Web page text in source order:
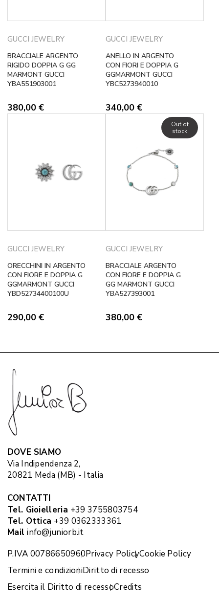
GUCCI JEWELRY
BRACCIALE ARGENTO
RIGIDO DOPPIA G GG
MARMONT GUCCI
YBA551903001
380,00 €
GUCCI JEWELRY
ANELLO IN ARGENTO
CON FIORI E DOPPIA G
GGMARMONT GUCCI
YBC5273940010
340,00 €
GUCCI JEWELRY
ORECCHINI IN ARGENTO
CON FIORE E DOPPIA G
GGMARMONT GUCCI
YBD52734400100U
290,00 €
GUCCI JEWELRY
Out of
stock
BRACCIALE ARGENTO
CON FIORE E DOPPIA G
GG MARMONT GUCCI
YBA527393001
380,00 €
DOVE SIAMO
Via Indipendenza 2,
20821 Meda (MB) - Italia
CONTATTI
Tel. Gioielleria +39 3755803754
Tel. Ottica +39 0362333361
Mail info@juniorb.it
P.IVA 00786650960Privacy PolicyCookie Policy
Termini e condizioniDiritto di recesso
Esercita il Diritto di recessoCredits